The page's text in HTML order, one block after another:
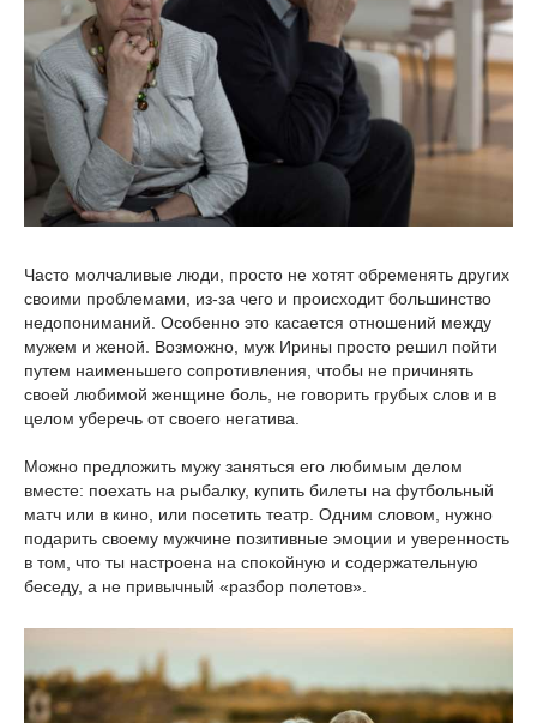
Часто молчаливые люди, просто не хотят обременять других
своими проблемами, из-за чего и происходит большинство
недопониманий. Особенно это касается отношений между
мужем и женой. Возможно, муж Ирины просто решил пойти
путем наименьшего сопротивления, чтобы не причинять
своей любимой женщине боль, не говорить грубых слов и в
целом уберечь от своего негатива.
Можно предложить мужу заняться его любимым делом
вместе: поехать на рыбалку, купить билеты на футбольный
матч или в кино, или посетить театр. Одним словом, нужно
подарить своему мужчине позитивные эмоции и уверенность
в том, что ты настроена на спокойную и содержательную
беседу, а не привычный «разбор полетов».